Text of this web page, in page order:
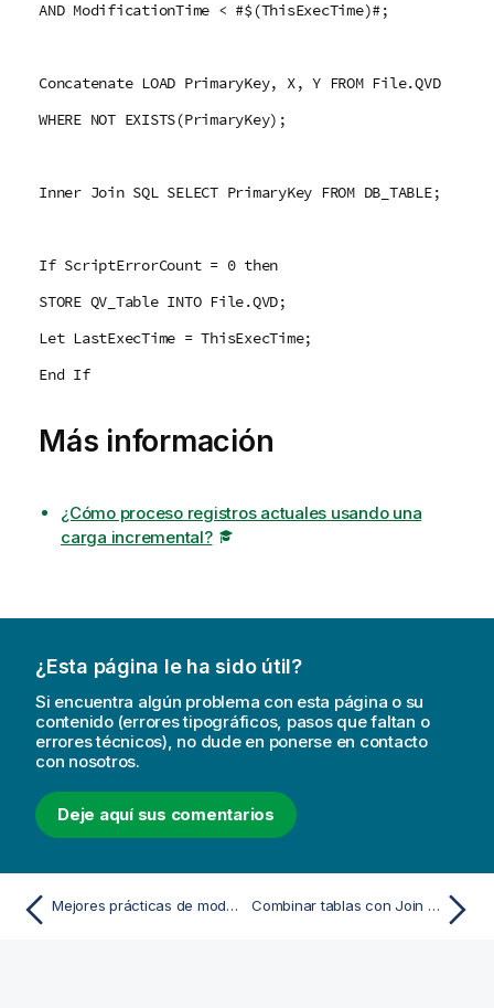
AND ModificationTime < #$(ThisExecTime)#;
Concatenate LOAD PrimaryKey, X, Y FROM File.QVD
WHERE NOT EXISTS(PrimaryKey);
Inner Join SQL SELECT PrimaryKey FROM DB_TABLE;
If ScriptErrorCount = 0 then
STORE QV_Table INTO File.QVD;
Let LastExecTime = ThisExecTime;
End If
Más información
¿Cómo proceso registros actuales usando una
carga incremental?
¿Esta página le ha sido útil?
Si encuentra algún problema con esta página o su
contenido (errores tipográficos, pasos que faltan o
errores técnicos), no dude en ponerse en contacto
con nosotros.
Deje aquí sus comentarios
Mejores prácticas de modelado de datos Combinar tablas con Join y Keep